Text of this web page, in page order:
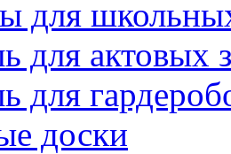
для
для актовых
для
доски